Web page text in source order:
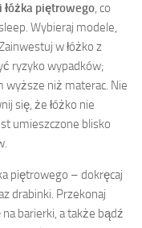
łóżka piętrowego, co
Wybieraj modele,
w łóżko z
ryzyko wypadków;
wyższe niż materac. Nie
się, że łóżko nie
umieszczone blisko
piętrowego – dokręcaj
drabinki. Przekonaj
na barierki, a także bądź